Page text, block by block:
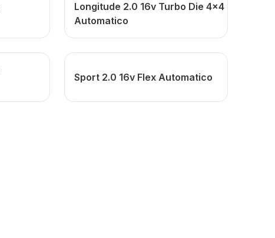
Longitude 2.0 16v Turbo Die 4x4
Automatico
Sport 2.0 16v Flex Automatico